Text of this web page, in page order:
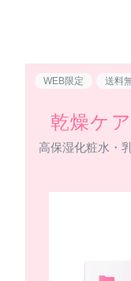
WEB限定 送料
乾燥ケ
高保湿化粧水・